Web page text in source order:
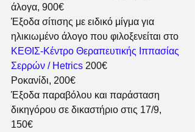
άλογα, 900€
Έξοδα σίτισης με ειδικό μίγμα για
ηλικιωμένο άλογο που φιλοξενείται στο
ΚΕΘΙΣ-Κέντρο Θεραπευτικής Ιππασίας
Σερρών / Hetrics 200€
Ροκανίδι, 200€
Έξοδα παραβόλου και παράσταση
δικηγόρου σε δικαστήριο στις 17/9,
150€